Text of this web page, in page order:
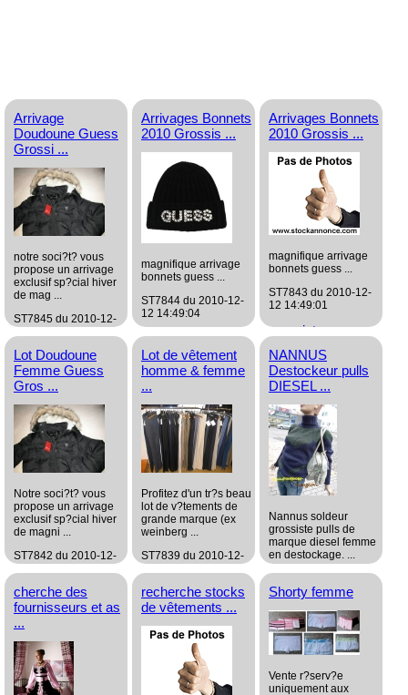
Arrivage
Doudoune Guess
Grossi ...
notre soci?t? vous
propose un arrivage
exclusif sp?cial hiver
de mag ...
ST7845 du 2010-12-
grossiste
Habillement/Mode
Arrivages Bonnets
2010 Grossis ...
magnifique arrivage
bonnets guess ...
ST7844 du 2010-12-
12 14:49:04
grossiste
Habillement/Mode
Arrivages Bonnets
2010 Grossis ...
magnifique arrivage
bonnets guess ...
ST7843 du 2010-12-
12 14:49:01
grossiste
Lot Doudoune
Femme Guess
Gros ...
Notre soci?t? vous
propose un arrivage
exclusif sp?cial hiver
de magni ...
ST7842 du 2010-12-
grossiste
Habillement/Mode
Lot de vêtement
homme & femme
...
Profitez d'un tr?s beau
lot de v?tements de
grande marque (ex
weinberg ...
ST7839 du 2010-12-
grossiste
Habillement/Mode
NANNUS
Destockeur pulls
DIESEL ...
Nannus soldeur
grossiste pulls de
marque diesel femme
en destockage. ...
10 09:56:54
grossiste
Habillement/Mode
cherche des
fournisseurs et as
...
recherche stocks
de vêtements ...
Shorty femme
Vente r?serv?e
uniquement aux